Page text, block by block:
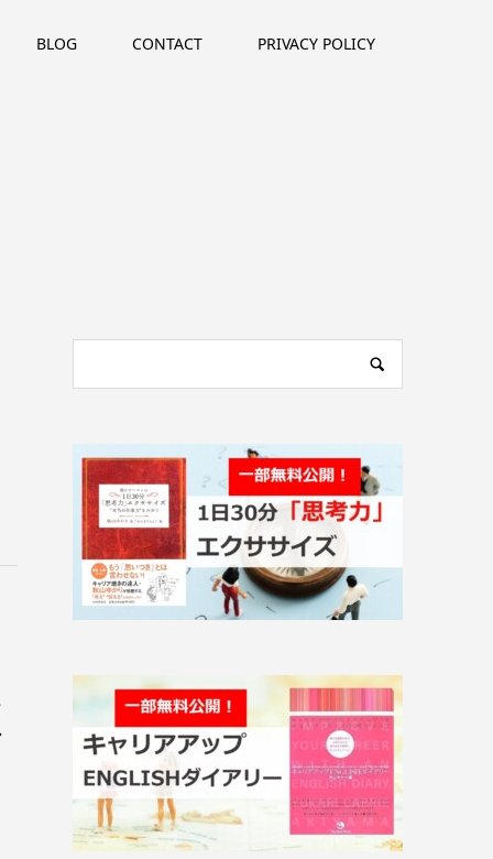
BLOG CONTACT PRIVACY POLICY